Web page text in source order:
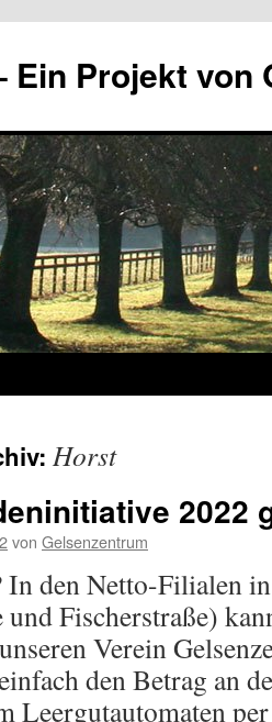
Ein Projekt von
Horst
2022
von Gelsenzentrum
In den Netto-Filialen
Fischerstraße)
Verein
den Betrag an
Leergutautomaten